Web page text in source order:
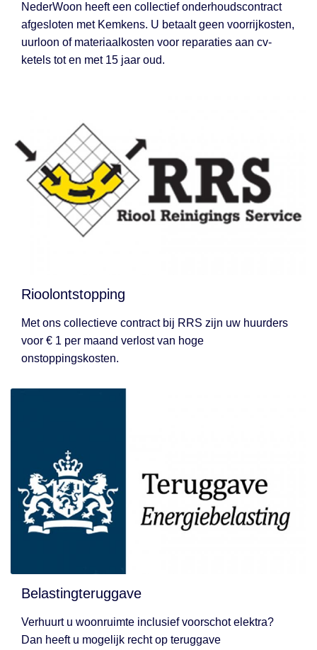
NederWoon heeft een collectief onderhoudscontract
afgesloten met Kemkens. U betaalt geen voorrijkosten,
uurloon of materiaalkosten voor reparaties aan cv-
ketels tot en met 15 jaar oud.
Rioolontstopping
Met ons collectieve contract bij RRS zijn uw huurders
voor € 1 per maand verlost van hoge
onstoppingskosten.
Belastingteruggave
Verhuurt u woonruimte inclusief voorschot elektra?
Dan heeft u mogelijk recht op teruggave